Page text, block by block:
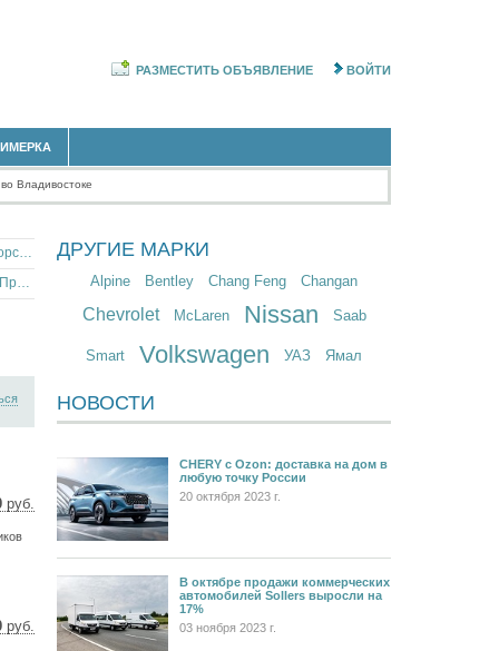
РАЗМЕСТИТЬ ОБЪЯВЛЕНИЕ ВОЙТИ
Владивостоке
Полноприводный Hyundai Santa Fe в Приморском крае
Hyundai Santa Fe внедорожник 2013 года в Приморском крае
руб.
€
руб.
ДРУГИЕ МАРКИ
Alpine Bentley Chang Feng Changan
Chevrolet McLaren Nissan Saab
Smart Volkswagen УАЗ Ямал
НОВОСТИ
CHERY c Ozon: доставка на дом в
любую точку России
20 октября 2023 г.
В октябре продажи коммерческих
автомобилей Sollers выросли на
17%
03 ноября 2023 г.